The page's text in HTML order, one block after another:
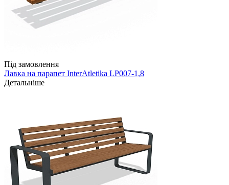
Під замовлення
Лавка на парапет InterAtletika LP007-1,8
Детальніше